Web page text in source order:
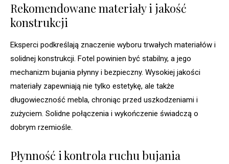
Rekomendowane materiały i jakość
konstrukcji
Eksperci podkreślają znaczenie wyboru trwałych materiałów i
solidnej konstrukcji. Fotel powinien być stabilny, a jego
mechanizm bujania płynny i bezpieczny. Wysokiej jakości
materiały zapewniają nie tylko estetykę, ale także
długowieczność mebla, chroniąc przed uszkodzeniami i
zużyciem. Solidne połączenia i wykończenie świadczą o
dobrym rzemiośle.
Płynność i kontrola ruchu bujania